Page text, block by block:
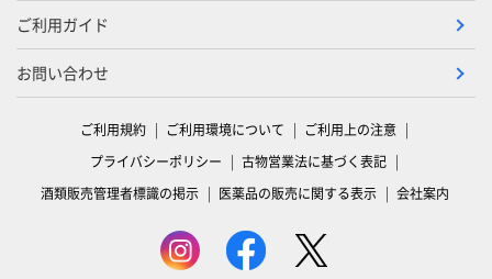
ご利用ガイド
お問い合わせ
ご利用規約 ご利用環境について
ご利用上の注意
プライバシーポリシー
古物営業法に基づく表記
酒類販売管理者標識の掲示
医薬品の販売に関する表示 会社案内